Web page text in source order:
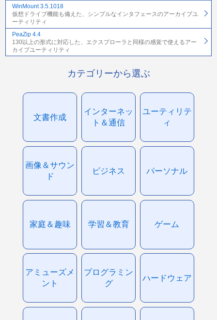
WinMount 3.5.1018
仮想ドライブ機能も備えた、シンプルなインタフェースのアーカイブユ
ーティリティ
PeaZip 4.4
130以上の形式に対応した、エクスプローラと同様の感覚で使えるアー
カイブユーティリティ
カテゴリーから選ぶ
文書作成
インターネッ
ト＆通信
ユーティリテ
ィ
画像＆サウン
ド
ビジネス パーソナル
家庭＆趣味 学習＆教育 ゲーム
アミューズメ
ント
プログラミン
グ
ハードウェア